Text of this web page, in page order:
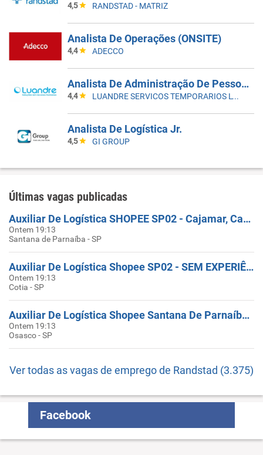
4,5 RANDSTAD - MATRIZ
Analista De Operações (ONSITE)
4,4 ADECCO
Analista De Administração De Pessoal Jr - Guarulhos-SP
4,4 LUANDRE SERVICOS TEMPORARIOS LTDA. (C-I)
Analista De Logística Jr.
4,5 GI GROUP
Últimas vagas publicadas
Auxiliar De Logística SHOPEE SP02 - Cajamar, Carapicuíba, Santana De Parnaíba, Caieiras, E Cotia.
Ontem 19:13
Santana de Parnaíba - SP
Auxiliar De Logística Shopee SP02 - SEM EXPERIÊNCIA
Ontem 19:13
Cotia - SP
Auxiliar De Logística Shopee Santana De Parnaíba - SEM EXPERIÊNCIA
Ontem 19:13
Osasco - SP
Ver todas as vagas de emprego de Randstad (3.375)
Facebook